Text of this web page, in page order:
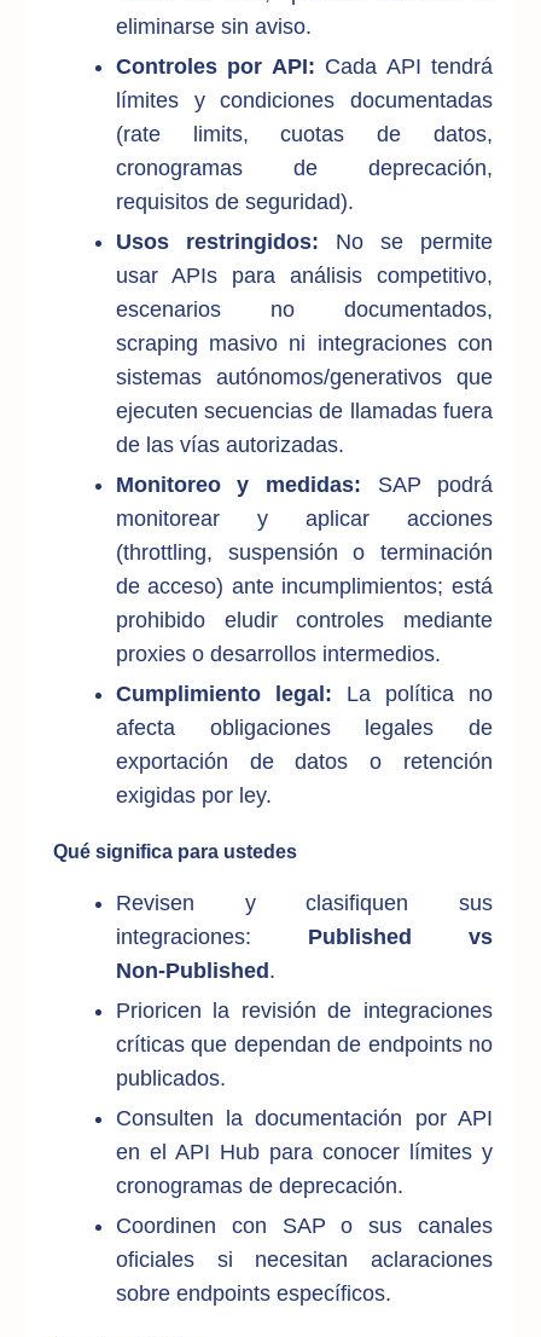
eliminarse sin aviso.
Controles por API: Cada API tendrá
límites y condiciones documentadas
(rate limits, cuotas de datos,
cronogramas de deprecación,
requisitos de seguridad).
Usos restringidos: No se permite
usar APIs para análisis competitivo,
escenarios no documentados,
scraping masivo ni integraciones con
sistemas autónomos/generativos que
ejecuten secuencias de llamadas fuera
de las vías autorizadas.
Monitoreo y medidas: SAP podrá
monitorear y aplicar acciones
(throttling, suspensión o terminación
de acceso) ante incumplimientos; está
prohibido eludir controles mediante
proxies o desarrollos intermedios.
Cumplimiento legal: La política no
afecta obligaciones legales de
exportación de datos o retención
exigidas por ley.
Qué significa para ustedes
Revisen y clasifiquen sus
integraciones: Published vs
Non‑Published.
Prioricen la revisión de integraciones
críticas que dependan de endpoints no
publicados.
Consulten la documentación por API
en el API Hub para conocer límites y
cronogramas de deprecación.
Coordinen con SAP o sus canales
oficiales si necesitan aclaraciones
sobre endpoints específicos.